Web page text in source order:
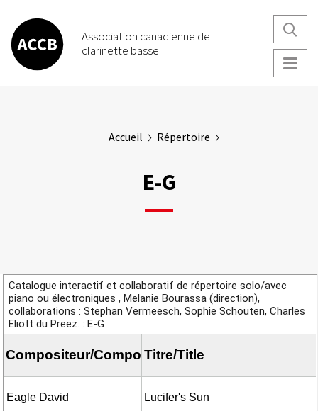
contenu
principal
Association canadienne de
clarinette basse
Accueil Répertoire
E-G